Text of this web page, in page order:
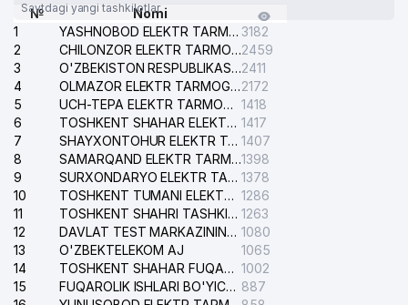
Saytdagi yangi tashkilotlar
№
Nomi
1
YASHNOBOD ELEKTR TARMOG'I NOSOZLIKLARI XIZMATI 3182
2
CHILONZOR ELEKTR TARMOG'I NOSOZLIK XIZMATI2459
3
O'ZBEKISTON RESPUBLIKASI BOSH PROKURATURASI ISHONCH TELEFONI2411
4
OLMAZOR ELEKTR TARMOG'I NOSOZLIKLARI XIZMATI2172
5
UCH-TEPA ELEKTR TARMOG'I NOSOZLIKLARI XIZMATI 1418
6
TOSHKENT SHAHAR ELEKTR TARMOQLARI KORXONASI AJ 1417
7
SHAYXONTOHUR ELEKTR TARMOG'I NOSOZLIKLARINI TUZATISH XIZMATI 1407
8
SAMARQAND ELEKTR TARMOQLARI AJ1398
9
SURXONDARYO ELEKTR TARMOQLARI AJ 1378
10
TOSHKENT TUMANI ELEKTR TARMOG'I AVARIYA XIZMATI 1286
11
TOSHKENT SHAHRI TASHKILOT TELEFONLARI HAQIDA MA'LUMOT BYUROSI 1263
12
DAVLAT TEST MARKAZINING ISHONCH TELEFONLARI 1080
13
O'ZBEKTELEKOM AJ
1065
14
TOSHKENT SHAHAR FUQAROLIK ISHLARI BO'YICHA SUDI 1002
15
FUQAROLIK ISHLARI BO'YICHA YAKKASAROY TUMANLARARO SUDI 887